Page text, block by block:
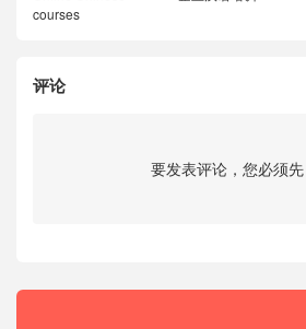
courses
评论
要发表评论，您必须先